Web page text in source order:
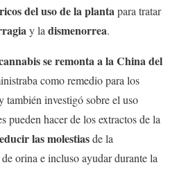
del uso de la plantapara tratar
y la dismenorrea.
se remonta a la China del
como remedio para los
también investigó sobre el uso
pueden hacer de los extractos de la
las molestiasde la
orina e incluso ayudar durante la